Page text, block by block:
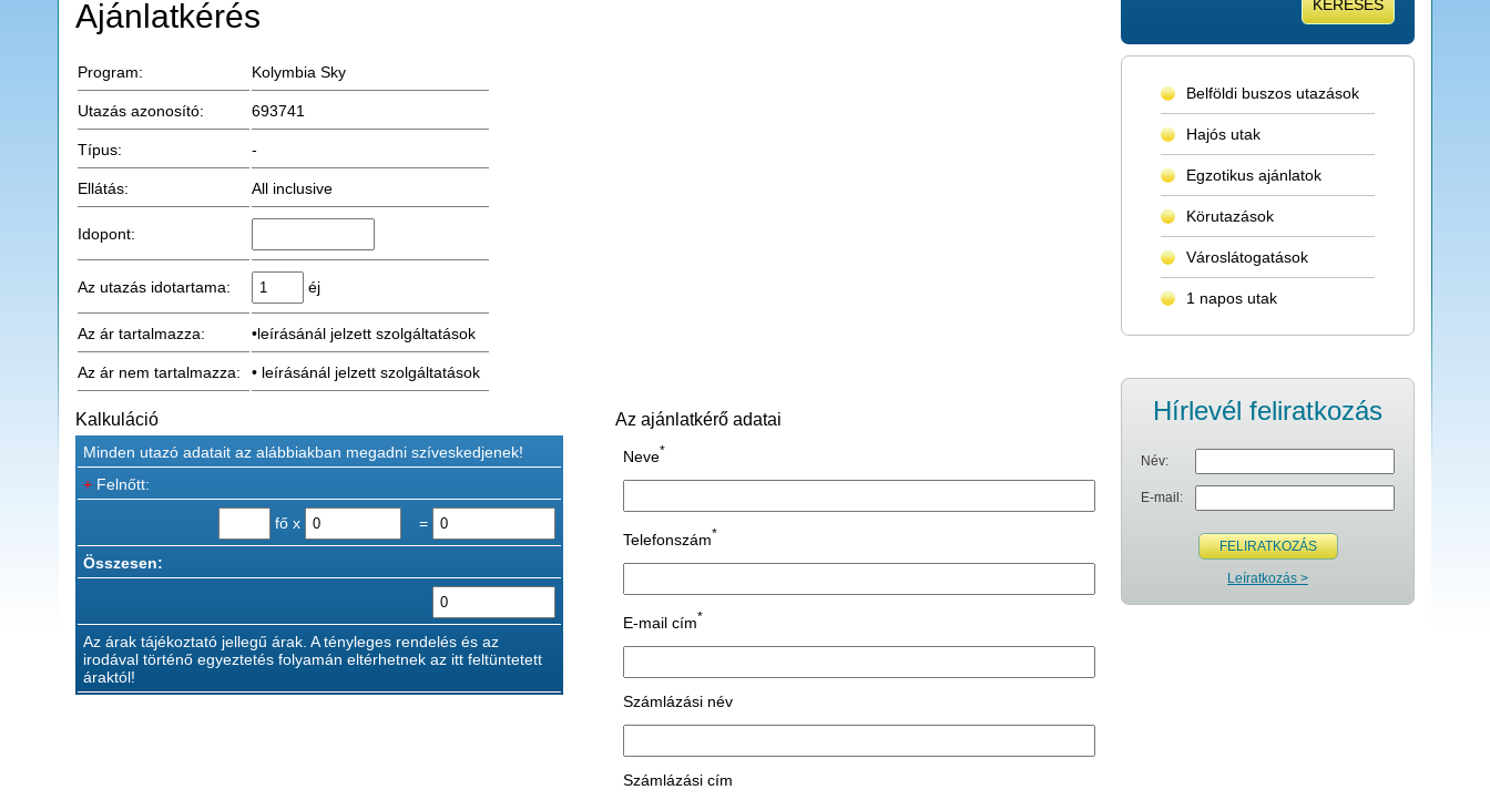
Ajánlatkérés
Program: Kolymbia Sky
Utazás azonosító: 693741
Típus: -
Ellátás: All inclusive
Idopont:
Az utazás idotartama: éj
Az ár tartalmazza: •leírásánál jelzett szolgáltatások
Az ár nem tartalmazza: • leírásánál jelzett szolgáltatások
Kalkuláció
Minden utazó adatait az alábbiakban megadni szíveskedjenek!
+ Felnőtt:
fő x =
Összesen:
Az árak tájékoztató jellegű árak. A tényleges rendelés és az
irodával történő egyeztetés folyamán eltérhetnek az itt feltüntetett
áraktól!
Az ajánlatkérő adatai
Neve*
Telefonszám*
E-mail cím*
Számlázási név
Számlázási cím
KERESÉS
Belföldi buszos utazások
Hajós utak
Egzotikus ajánlatok
Körutazások
Városlátogatások
1 napos utak
Hírlevél feliratkozás
Név:
E-mail:
FELIRATKOZÁS
Leíratkozás >